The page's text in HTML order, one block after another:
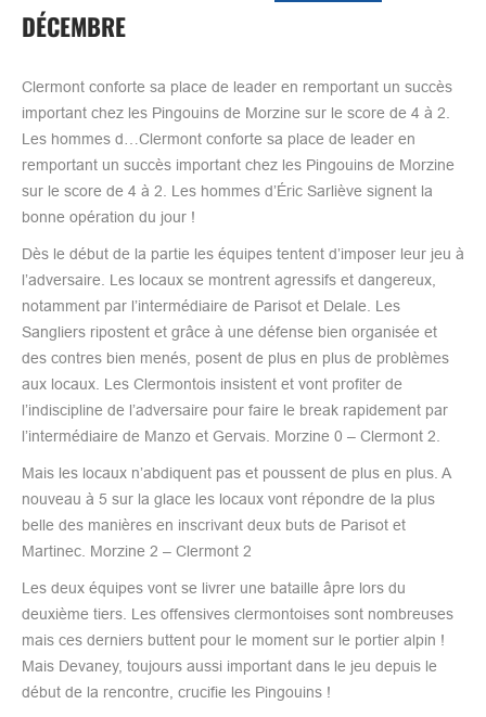
DÉCEMBRE
Clermont conforte sa place de leader en remportant un succès
important chez les Pingouins de Morzine sur le score de 4 à 2.
Les hommes d…Clermont conforte sa place de leader en
remportant un succès important chez les Pingouins de Morzine
sur le score de 4 à 2. Les hommes d’Éric Sarliève signent la
bonne opération du jour !
Dès le début de la partie les équipes tentent d’imposer leur jeu à
l’adversaire. Les locaux se montrent agressifs et dangereux,
notamment par l’intermédiaire de Parisot et Delale. Les
Sangliers ripostent et grâce à une défense bien organisée et
des contres bien menés, posent de plus en plus de problèmes
aux locaux. Les Clermontois insistent et vont profiter de
l’indiscipline de l’adversaire pour faire le break rapidement par
l’intermédiaire de Manzo et Gervais. Morzine 0 – Clermont 2.
Mais les locaux n’abdiquent pas et poussent de plus en plus. A
nouveau à 5 sur la glace les locaux vont répondre de la plus
belle des manières en inscrivant deux buts de Parisot et
Martinec. Morzine 2 – Clermont 2
Les deux équipes vont se livrer une bataille âpre lors du
deuxième tiers. Les offensives clermontoises sont nombreuses
mais ces derniers buttent pour le moment sur le portier alpin !
Mais Devaney, toujours aussi important dans le jeu depuis le
début de la rencontre, crucifie les Pingouins !